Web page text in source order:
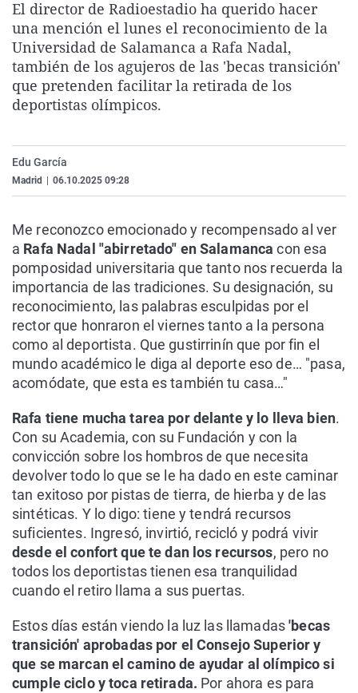
La rosa de los vientos
Gente viajera
Como el perro y el
Caso
Retornados
Equipo de
Extremadura
Galicia
La Rioja
Virales
Televisión
Elecciones
El director de Radioestadio ha querido hacer
una mención el lunes el reconocimiento de la
Universidad de Salamanca a Rafa Nadal,
también de los agujeros de las 'becas transición'
que pretenden facilitar la retirada de los
deportistas olímpicos.
Edu García
Madrid 06.10.2025 09:28
Me reconozco emocionado y recompensado al ver
a Rafa Nadal "abirretado" en Salamanca con esa
pomposidad universitaria que tanto nos recuerda la
importancia de las tradiciones. Su designación, su
reconocimiento, las palabras esculpidas por el
rector que honraron el viernes tanto a la persona
como al deportista. Que gustirrinín que por fin el
mundo académico le diga al deporte eso de… "pasa,
acomódate, que esta es también tu casa…"
Rafa tiene mucha tarea por delante y lo lleva bien.
Con su Academia, con su Fundación y con la
convicción sobre los hombros de que necesita
devolver todo lo que se le ha dado en este caminar
tan exitoso por pistas de tierra, de hierba y de las
sintéticas. Y lo digo: tiene y tendrá recursos
suficientes. Ingresó, invirtió, recicló y podrá vivir
desde el confort que te dan los recursos, pero no
todos los deportistas tienen esa tranquilidad
cuando el retiro llama a sus puertas.
Estos días están viendo la luz las llamadas'becas
transición' aprobadas por el Consejo Superior y
que se marcan el camino de ayudar al olímpico si
cumple ciclo y toca retirada. Por ahora es para